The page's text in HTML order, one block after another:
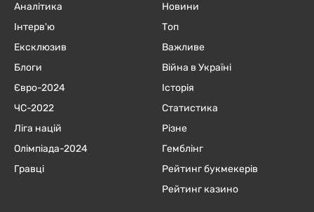
Аналітика
Інтерв'ю
Ексклюзив
Блоги
Євро-2024
ЧC-2022
Ліга націй
Олімпіада-2024
Гравці
Новини
Топ
Важливе
Війна в Україні
Історія
Статистика
Різне
Гемблінг
Рейтинг букмекерів
Рейтинг казино